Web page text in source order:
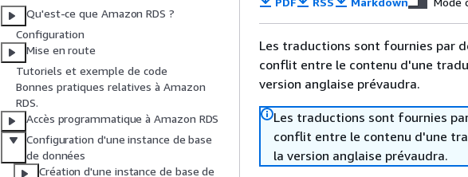
Qu'est-ce que Amazon RDS ?
Configuration
Mise en route
Tutoriels et exemple de code
Bonnes pratiques relatives à Amazon
RDS.
Accès programmatique à Amazon RDS
Configuration d'une instance de base
de données
Création d'une instance de base de
Les traductions sont fournies par
conflit entre le contenu d'une
version anglaise prévaudra.
Les traductions sont fournies
conflit entre le contenu d'une
la version anglaise prévaudra.